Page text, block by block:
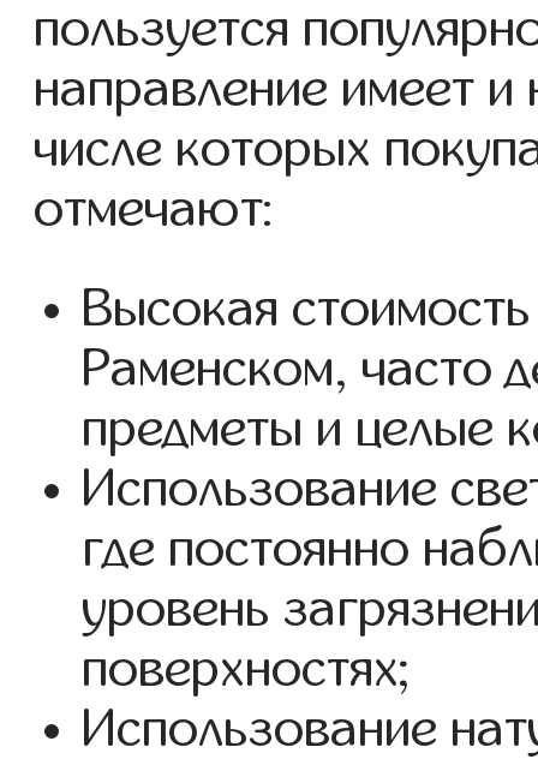
пользуется
направление имеет и
числе которых
отмечают:
Высокая
Раменском, часто
предметы и целые
Использование
где постоянно
уровень
поверхностях;
Использование